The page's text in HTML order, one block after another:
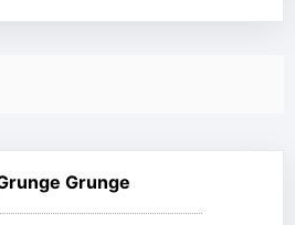
Grunge